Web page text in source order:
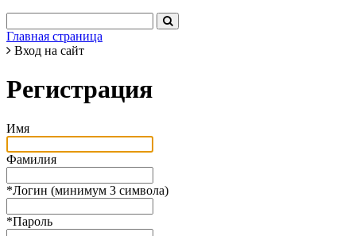
Главная страница
Вход на сайт
Регистрация
Имя
Фамилия
*Логин (минимум 3 символа)
*Пароль